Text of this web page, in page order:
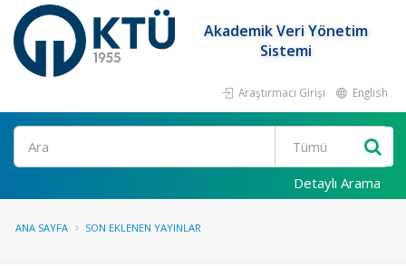
Akademik Veri Yönetim
Sistemi
Araştırmacı Girişi English
Ara
Detaylı Arama
ANA SAYFA SON EKLENEN YAYINLAR